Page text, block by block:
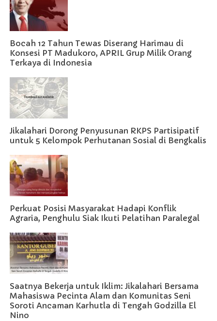
Bocah 12 Tahun Tewas Diserang Harimau di
Konsesi PT Madukoro, APRIL Grup Milik Orang
Terkaya di Indonesia
Jikalahari Dorong Penyusunan RKPS Partisipatif
untuk 5 Kelompok Perhutanan Sosial di Bengkalis
Perkuat Posisi Masyarakat Hadapi Konflik
Agraria, Penghulu Siak Ikuti Pelatihan Paralegal
Saatnya Bekerja untuk Iklim: Jikalahari Bersama
Mahasiswa Pecinta Alam dan Komunitas Seni
Soroti Ancaman Karhutla di Tengah Godzilla El
Nino